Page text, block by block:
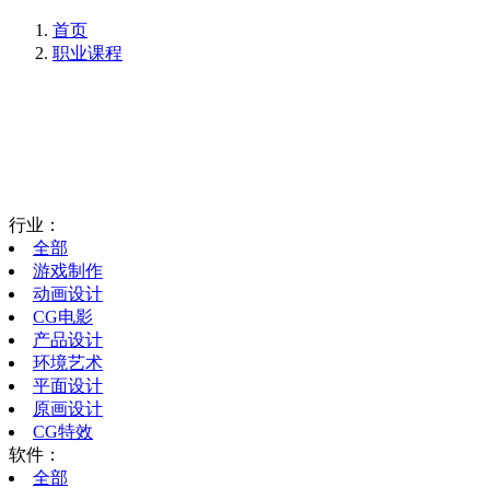
首页
职业课程
行业：
全部
游戏制作
动画设计
CG电影
产品设计
环境艺术
平面设计
原画设计
CG特效
软件：
全部